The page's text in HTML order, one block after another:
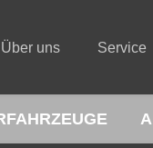
Über uns Service